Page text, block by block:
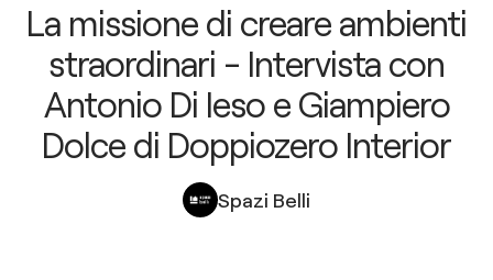
La missione di creare ambienti
straordinari - Intervista con
Antonio Di Ieso e Giampiero
Dolce di Doppiozero Interior
Spazi Belli